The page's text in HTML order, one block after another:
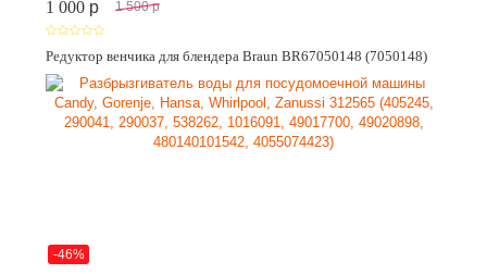
1 000 p 1 500 p
Редуктор венчика для блендера Braun BR67050148 (7050148)
-46%